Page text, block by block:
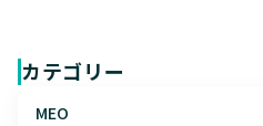
カテゴリー
MEO